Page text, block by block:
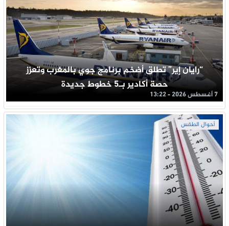
“رايان إير” تطلق أضخم برنامج جوي بالمغرب وتعزز
حصة أكادير بـ5 خطوط جديدة
7 أغسطس 2026 - 13:22
أحوال الطقس